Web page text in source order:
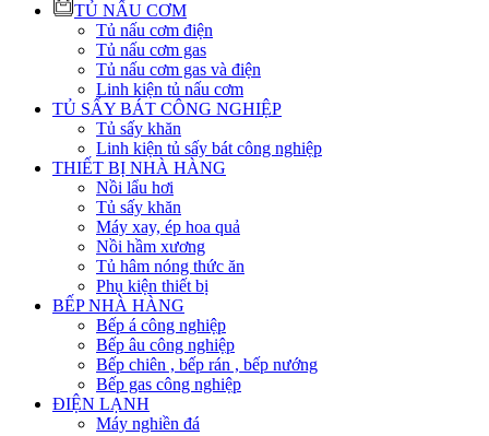
TỦ NẤU CƠM
Tủ nấu cơm điện
Tủ nấu cơm gas
Tủ nấu cơm gas và điện
Linh kiện tủ nấu cơm
TỦ SẤY BÁT CÔNG NGHIỆP
Tủ sấy khăn
Linh kiện tủ sấy bát công nghiệp
THIẾT BỊ NHÀ HÀNG
Nồi lẩu hơi
Tủ sấy khăn
Máy xay, ép hoa quả
Nồi hầm xương
Tủ hâm nóng thức ăn
Phụ kiện thiết bị
BẾP NHÀ HÀNG
Bếp á công nghiệp
Bếp âu công nghiệp
Bếp chiên , bếp rán , bếp nướng
Bếp gas công nghiệp
ĐIỆN LẠNH
Máy nghiền đá